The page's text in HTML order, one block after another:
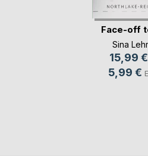
Face-off
Sina
15,99 €
5,99 €